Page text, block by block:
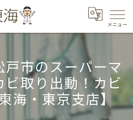
戸市のスーパーマ
ビ取り出動！カビ
海・東京支店】